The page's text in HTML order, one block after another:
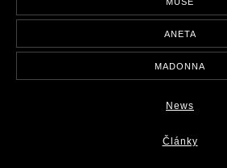
ANETA
MADONNA
News
Články